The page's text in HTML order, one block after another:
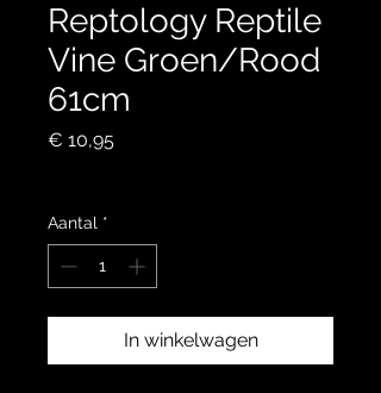
Reptology Reptile
Vine Groen/Rood
61cm
€ 10,95Prijs
Aantal *
In winkelwagen